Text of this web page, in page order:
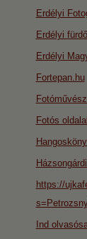
Erdélyi
Erdélyi
Erdélyi
Fortepan.hu
Fotós
https://
Ind